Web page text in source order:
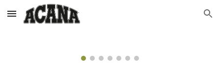
Skip to main content Skip to navigation